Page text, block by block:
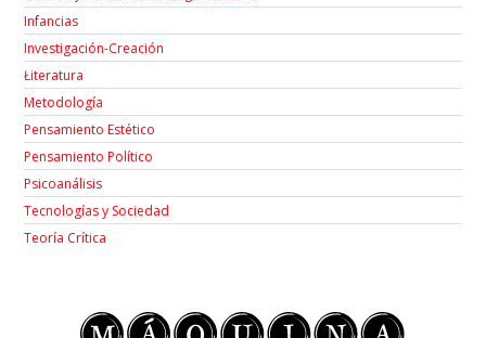
Infancias
Investigación-Creación
Łiteratura
Metodología
Pensamiento Estético
Pensamiento Político
Psicoanálisis
Tecnologías y Sociedad
Teoría Crítica